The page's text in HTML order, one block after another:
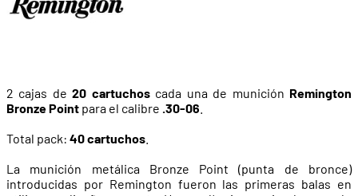
2 cajas de20 cartuchoscada una de munición Remington
Bronze Point para el calibre .30-06
Total pack: 40 cartuchos
La munición metálica Bronze Point (punta de bronce)
introducidas por Remington fueron las primeras balas en